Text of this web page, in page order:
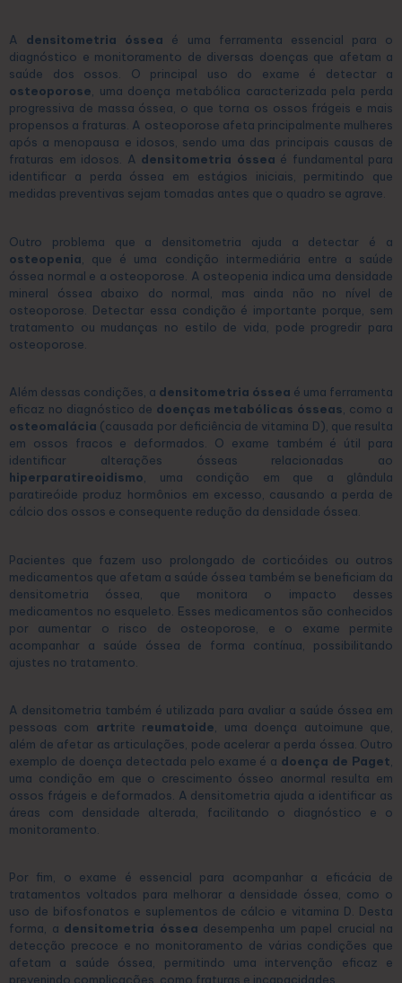
A densitometria óssea é uma ferramenta essencial para o
diagnóstico e monitoramento de diversas doenças que afetam a
saúde dos ossos. O principal uso do exame é detectar a
osteoporose, uma doença metabólica caracterizada pela perda
progressiva de massa óssea, o que torna os ossos frágeis e mais
propensos a fraturas. A osteoporose afeta principalmente mulheres
após a menopausa e idosos, sendo uma das principais causas de
fraturas em idosos. A densitometria óssea é fundamental para
identificar a perda óssea em estágios iniciais, permitindo que
medidas preventivas sejam tomadas antes que o quadro se agrave.
Outro problema que a densitometria ajuda a detectar é a
osteopenia , que é uma condição intermediária entre a saúde
óssea normal e a osteoporose. A osteopenia indica uma densidade
mineral óssea abaixo do normal, mas ainda não no nível de
osteoporose. Detectar essa condição é importante porque, sem
tratamento ou mudanças no estilo de vida, pode progredir para
osteoporose.
Além dessas condições, a densitometria óssea é uma ferramenta
eficaz no diagnóstico de doenças metabólicas ósseas , como a
osteomalácia (causada por deficiência de vitamina D), que resulta
em ossos fracos e deformados. O exame também é útil para
identificar alterações ósseas relacionadas ao
hiperparatireoidismo , uma condição em que a glândula
paratireóide produz hormônios em excesso, causando a perda de
cálcio dos ossos e consequente redução da densidade óssea.
Pacientes que fazem uso prolongado de corticóides ou outros
medicamentos que afetam a saúde óssea também se beneficiam da
densitometria óssea, que monitora o impacto desses
medicamentos no esqueleto. Esses medicamentos são conhecidos
por aumentar o risco de osteoporose, e o exame permite
acompanhar a saúde óssea de forma contínua, possibilitando
ajustes no tratamento.
A densitometria também é utilizada para avaliar a saúde óssea em
pessoas com artrite reumatoide , uma doença autoimune que,
além de afetar as articulações, pode acelerar a perda óssea. Outro
exemplo de doença detectada pelo exame é a doença de Paget
uma condição em que o crescimento ósseo anormal resulta em
ossos frágeis e deformados. A densitometria ajuda a identificar as
áreas com densidade alterada, facilitando o diagnóstico e o
monitoramento.
Por fim, o exame é essencial para acompanhar a eficácia de
tratamentos voltados para melhorar a densidade óssea, como o
uso de bifosfonatos e suplementos de cálcio e vitamina D. Desta
forma, a densitometria óssea desempenha um papel crucial na
detecção precoce e no monitoramento de várias condições que
afetam a saúde óssea, permitindo uma intervenção eficaz e
prevenindo complicações, como fraturas e incapacidades.